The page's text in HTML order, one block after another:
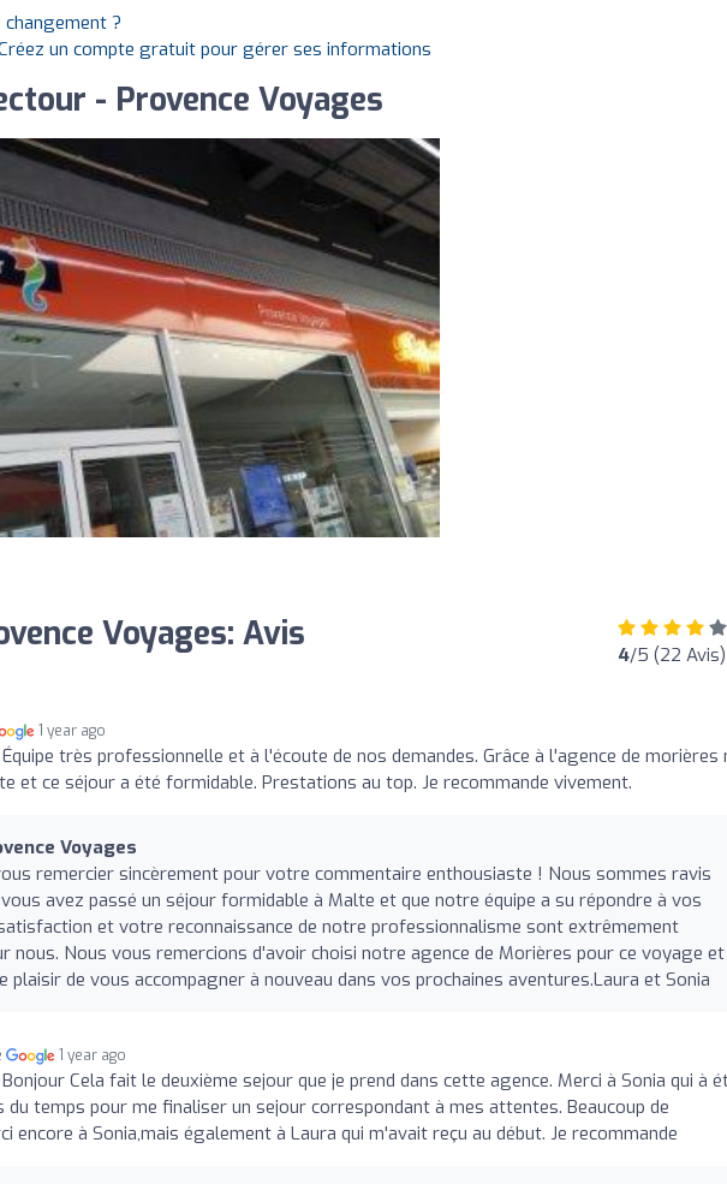
?
un compte gratuit pour gérer ses informations
- Provence Voyages
Voyages: Avis 4/5 (22 Avis)
1 year ago
Équipe très professionnelle et à l'écoute de nos demandes. Grâce à l'agence de morières
et ce séjour a été formidable. Prestations au top. Je recommande vivement.
Voyages
remercier sincèrement pour votre commentaire enthousiaste ! Nous sommes ravis
avez passé un séjour formidable à Malte et que notre équipe a su répondre à vos
et votre reconnaissance de notre professionnalisme sont extrêmement
nous. Nous vous remercions d'avoir choisi notre agence de Morières pour ce voyage et
plaisir de vous accompagner à nouveau dans vos prochaines aventures.Laura et Sonia
1 year ago
Bonjour Cela fait le deuxième sejour que je prend dans cette agence. Merci à Sonia qui à
du temps pour me finaliser un sejour correspondant à mes attentes. Beaucoup de
encore à Sonia,mais également à Laura qui m'avait reçu au début. Je recommande